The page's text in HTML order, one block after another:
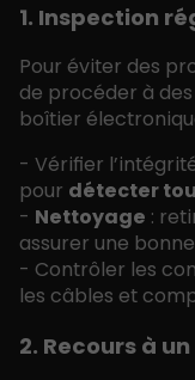
1. Inspection
Pour éviter des
de procéder à
boîtier
- Vérifier
pour détecter
- Nettoyage :
assurer une
- Contrôler les
les câbles et
2. Recours à